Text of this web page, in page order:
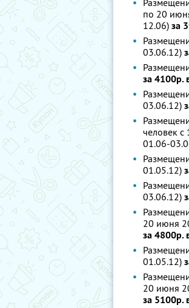
по 20
12.06) за
03.06.12)
за 4100р.
03.06.12)
человек с
01.06-
01.05.12)
03.06.12)
20 июня
за 4800р.
01.05.12)
20 июня
за 5100р.